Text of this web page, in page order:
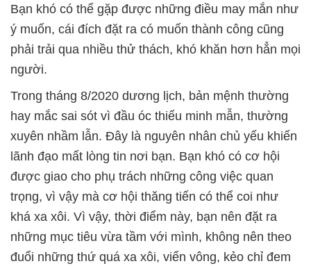
Bạn khó có thể gặp được những điều may mắn như
ý muốn, cái đích đặt ra có muốn thành công cũng
phải trải qua nhiều thử thách, khó khăn hơn hẳn mọi
người.
Trong tháng 8/2020 dương lịch, bản mệnh thường
hay mắc sai sót vì đầu óc thiếu minh mẫn, thường
xuyên nhầm lẫn. Đây là nguyên nhân chủ yếu khiến
lãnh đạo mất lòng tin nơi bạn. Bạn khó có cơ hội
được giao cho phụ trách những công việc quan
trọng, vì vậy mà cơ hội thăng tiến có thể coi như
khá xa xôi. Vì vậy, thời điểm này, bạn nên đặt ra
những mục tiêu vừa tầm với mình, không nên theo
đuổi những thứ quá xa xôi, viển vông, kẻo chỉ đem